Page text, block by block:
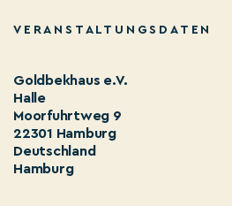
VERANSTALTUNGSDATEN
Goldbekhaus e.V.
Halle
Moorfuhrtweg 9
22301 Hamburg
Deutschland
Hamburg